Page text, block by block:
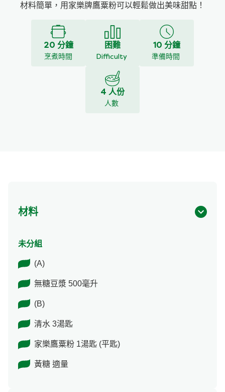
家樂牌雞湯粒
家樂牌純鮮清雞湯
材料簡單，用家樂牌鷹粟粉可以輕鬆做出美味甜點！
20 分鐘
烹煮時間
困難
Difficulty
10 分鐘
準備時間
4 人份
人數
材料
未分組
(A)
無糖豆漿 500毫升
(B)
清水 3湯匙
家樂鷹粟粉 1湯匙 (平匙)
黃糖 適量